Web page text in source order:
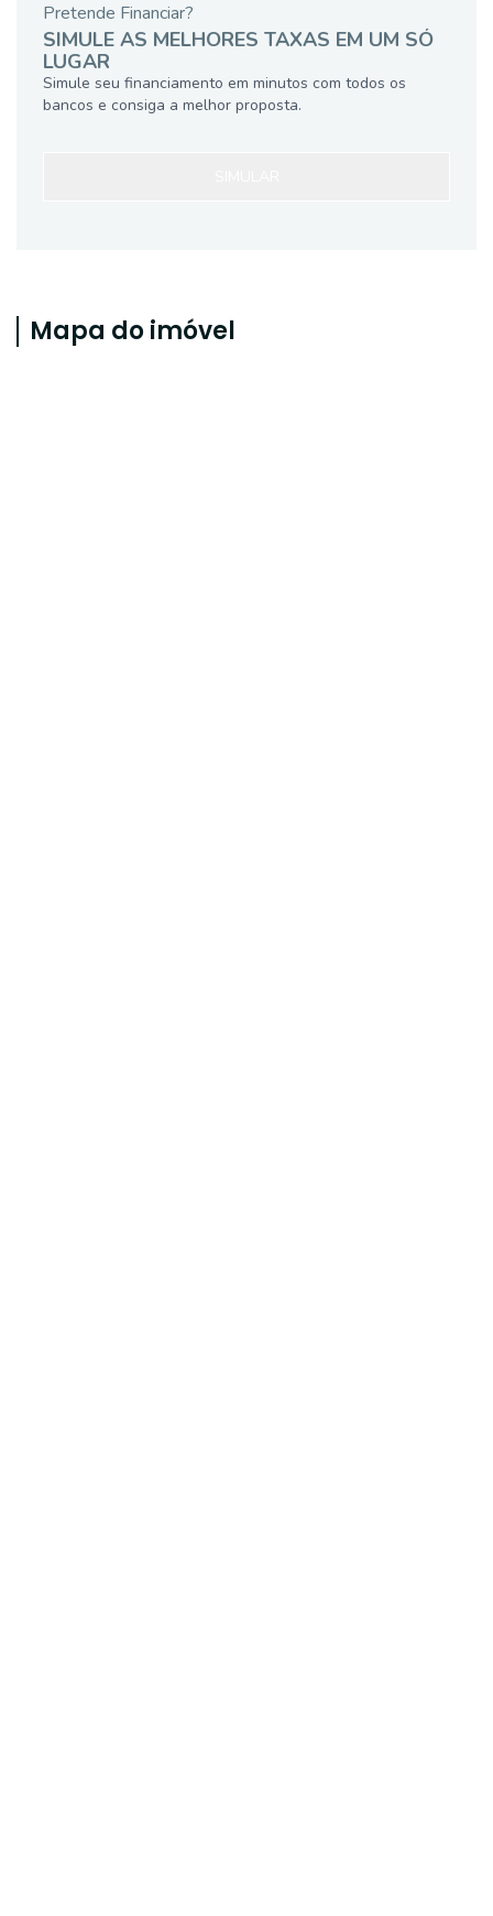
Pretende Financiar?
SIMULE AS MELHORES TAXAS EM UM SÓ
LUGAR
Simule seu financiamento em minutos com todos os
bancos e consiga a melhor proposta.
Mapa do imóvel